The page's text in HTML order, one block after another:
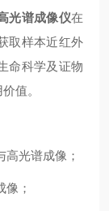
光谱成像仪在
取样本近红外
命科学及证物
值。
光谱成像；
；